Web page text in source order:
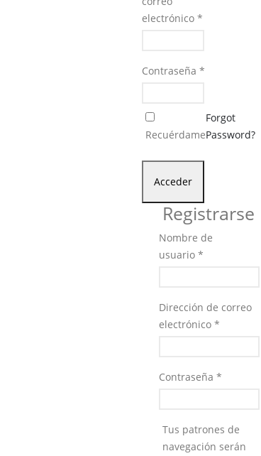
electrónico*
Contraseña*
Recuérdame
Forgot
Password?
Acceder
Registrarse
Nombre de
usuario*
Dirección de correo
electrónico*
Contraseña*
Tus patrones de
navegación serán